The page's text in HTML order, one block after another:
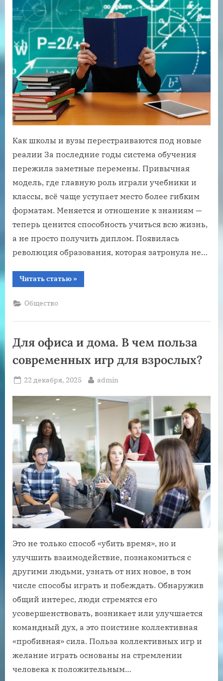
Как школы и вузы перестраиваются под новые
реалии За последние годы система обучения
пережила заметные перемены. Привычная
модель, где главную роль играли учебники и
классы, всё чаще уступает место более гибким
форматам. Меняется и отношение к знаниям —
теперь ценится способность учиться всю жизнь,
а не просто получить диплом. Появилась
революция образования, которая затронула не…
Читать статью“Тихая
революция
и
»
Общество
Для офиса и дома. В чем польза
cовременных игр для взрослых?
Posted
22 декабря, 2025 By
admin
Это не только способ «убить время», но и
улучшить взаимодействие, познакомиться с
другими людьми, узнать от них новое, в том
числе способы играть и побеждать. Обнаружив
общий интерес, люди стремятся его
усовершенствовать, возникает или улучшается
командный дух, а это поистине коллективная
«пробивная» сила. Польза коллективных игр и
желание играть основаны на стремлении
человека к положительным…